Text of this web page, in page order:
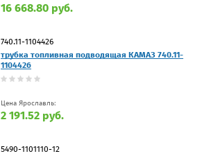
16 668.80 руб.
740.11-1104426
трубка топливная подводящая КАМАЗ 740.11-
1104426
Цена Ярославль:
2 191.52 руб.
5490-1101110-12